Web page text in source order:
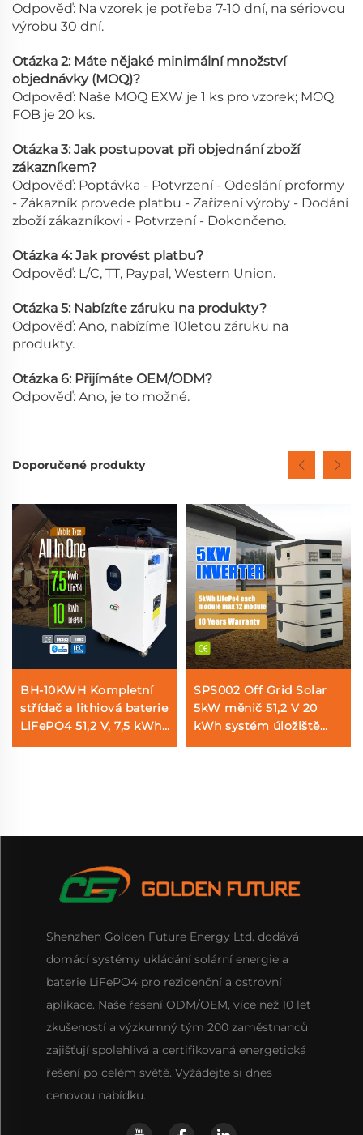
Odpověď: Na vzorek je potřeba 7-10 dní, na sériovou
výrobu 30 dní.
Otázka 2: Máte nějaké minimální množství
objednávky (MOQ)?
Odpověď: Naše MOQ EXW je 1 ks pro vzorek; MOQ
FOB je 20 ks.
Otázka 3: Jak postupovat při objednání zboží
zákazníkem?
Odpověď: Poptávka - Potvrzení - Odeslání proformy
- Zákazník provede platbu - Zařízení výroby - Dodání
zboží zákazníkovi - Potvrzení - Dokončeno.
Otázka 4: Jak provést platbu?
Odpověď: L/C, TT, Paypal, Western Union.
Otázka 5: Nabízíte záruku na produkty?
Odpověď: Ano, nabízíme 10letou záruku na
produkty.
Otázka 6: Přijímáte OEM/ODM?
Odpověď: Ano, je to možné.
Doporučené produkty
BH-10KWH Kompletní
střídač a lithiová baterie
LiFePO4 51,2 V, 7,5 kWh
/ 10 kWh, systém
SPS002 Off Grid Solar
5kW měnič 51,2 V 20
kWh systém úložiště
solární energie pro
Shenzhen Golden Future Energy Ltd. dodává
domácí systémy ukládání solární energie a
baterie LiFePO4 pro rezidenční a ostrovní
aplikace. Naše řešení ODM/OEM, více než 10 let
zkušeností a výzkumný tým 200 zaměstnanců
zajišťují spolehlivá a certifikovaná energetická
řešení po celém světě. Vyžádejte si dnes
cenovou nabídku.